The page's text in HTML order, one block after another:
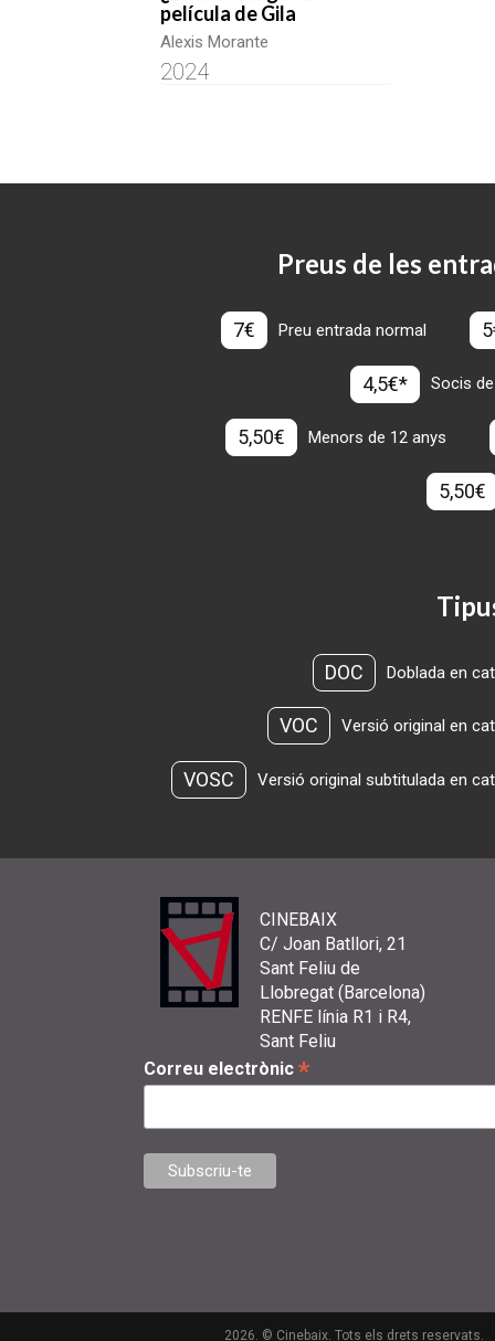
película de Gila
Alexis Morante
2024
Preus de les
7€ Preu entrada normal
4,5€* Socis
5,50€ Menors de 12 anys
5,50€
DOC Doblada en
VOC Versió original en
VOSC Versió original subtitulada en
CINEBAIX
C/ Joan Batllori, 21
Sant Feliu de
Llobregat (Barcelona)
RENFE línia R1 i R4,
Sant Feliu
Correu electrònic *
2026. © Cinebaix. Tots els drets reservats.